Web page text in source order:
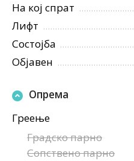
На кој спрат
Лифт
Состојба
Објавен
Опрема
Греење
Градско парно
Сопствено парно